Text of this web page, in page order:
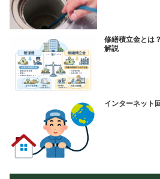
修繕積立金とは
解説
インターネット